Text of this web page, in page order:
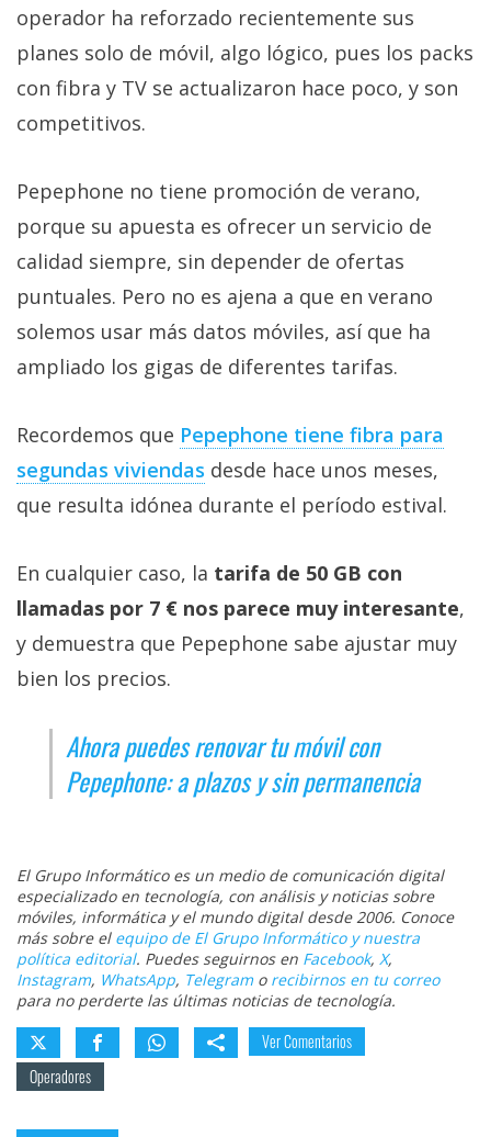
operador ha reforzado recientemente sus
planes solo de móvil, algo lógico, pues los packs
con fibra y TV se actualizaron hace poco, y son
competitivos.
Pepephone no tiene promoción de verano,
porque su apuesta es ofrecer un servicio de
calidad siempre, sin depender de ofertas
puntuales. Pero no es ajena a que en verano
solemos usar más datos móviles, así que ha
ampliado los gigas de diferentes tarifas.
Recordemos que Pepephone tiene fibra para
segundas viviendas‎ desde hace unos meses,
que resulta idónea durante el período estival.
En cualquier caso, la tarifa de 50 GB con
llamadas por 7 € nos parece muy interesante,
y demuestra que Pepephone sabe ajustar muy
bien los precios.
Ahora puedes renovar tu móvil con
Pepephone: a plazos y sin permanencia
El Grupo Informático es un medio de comunicación digital
especializado en tecnología, con análisis y noticias sobre
móviles, informática y el mundo digital desde 2006. Conoce
más sobre el equipo de El Grupo Informático y nuestra
política editorial. Puedes seguirnos en Facebook, X,
Instagram, WhatsApp, Telegramo recibirnos en tu correo
para no perderte las últimas noticias de tecnología.
Ver Comentarios
Operadores